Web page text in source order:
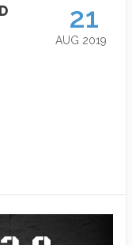
21
AUG 2019